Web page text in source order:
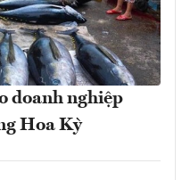
doanh nghiệp
Hoa Kỳ